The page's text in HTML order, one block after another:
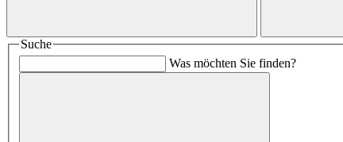
Suche
Was möchten Sie finden?